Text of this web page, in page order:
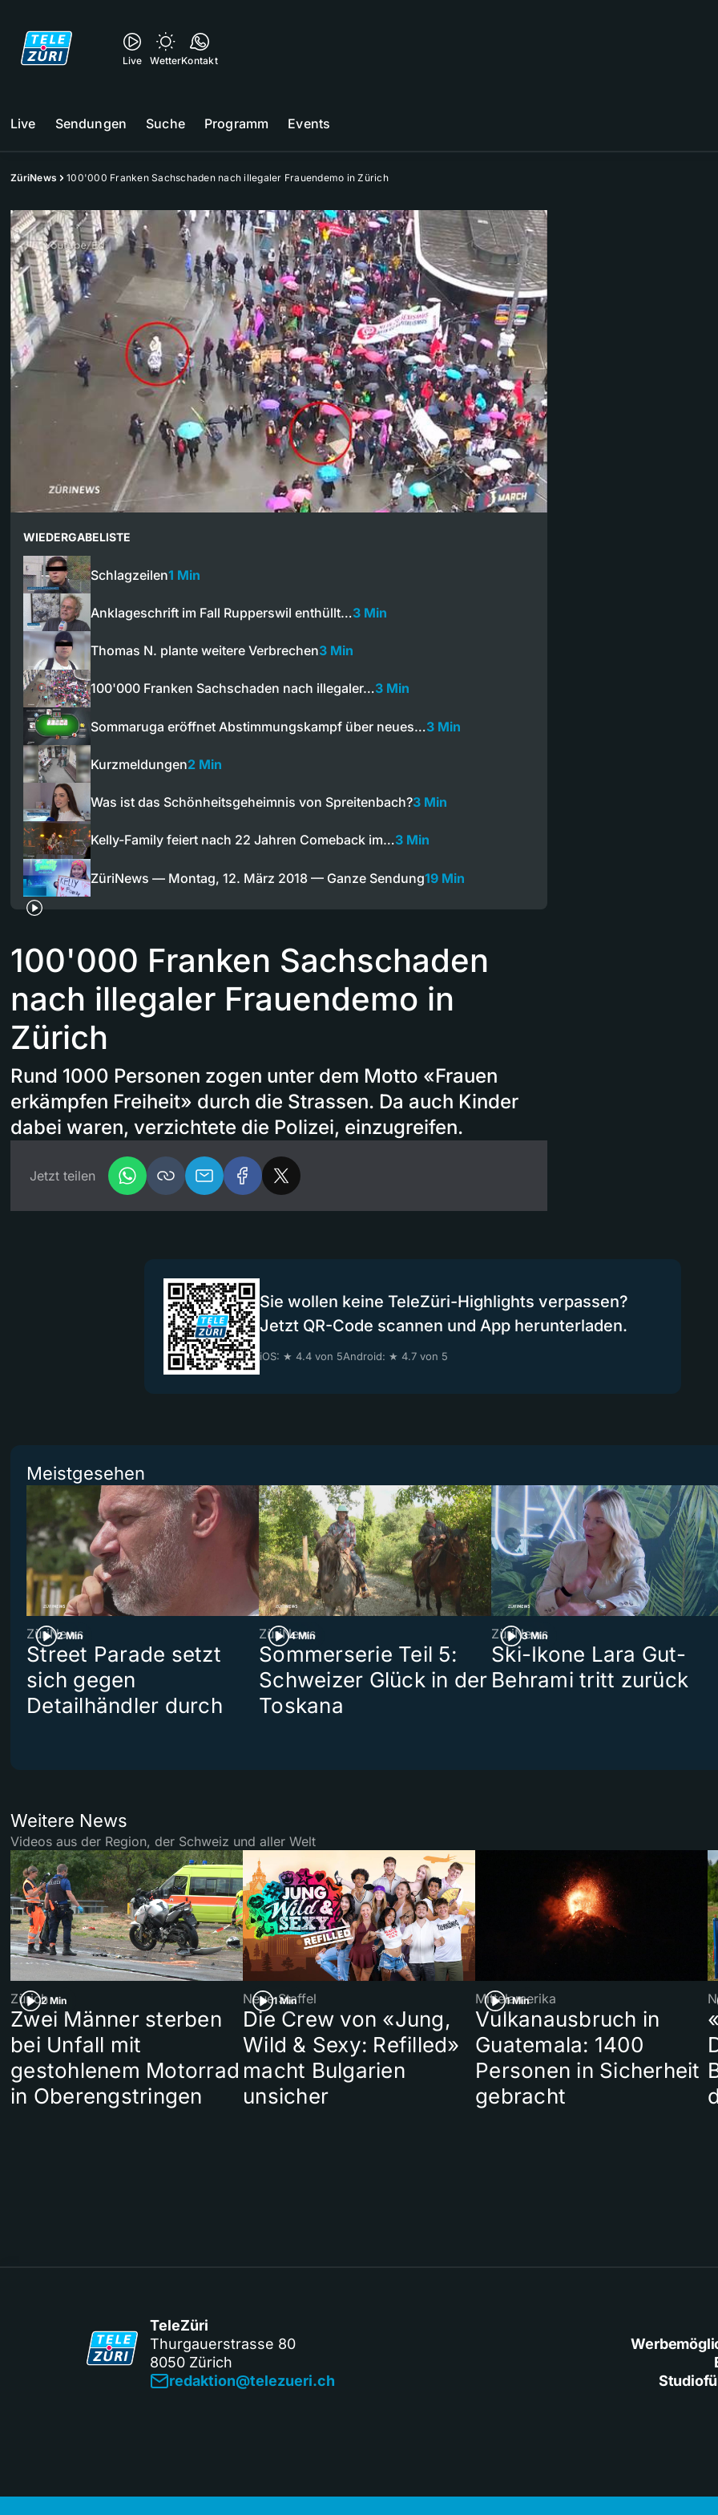
Live WetterKontakt
Live Sendungen Suche Programm Events
ZüriNews 100'000 Franken Sachschaden nach illegaler Frauendemo in Zürich
WIEDERGABELISTE
Schlagzeilen1 Min
Anklageschrift im Fall Rupperswil enthüllt…3 Min
Thomas N. plante weitere Verbrechen3 Min
100'000 Franken Sachschaden nach illegaler…3 Min
Sommaruga eröffnet Abstimmungskampf über neues…3 Min
Kurzmeldungen2 Min
Was ist das Schönheitsgeheimnis von Spreitenbach?3 Min
Kelly-Family feiert nach 22 Jahren Comeback im…3 Min
ZüriNews — Montag, 12. März 2018 — Ganze Sendung19 Min
100'000 Franken Sachschaden
nach illegaler Frauendemo in
Zürich
Rund 1000 Personen zogen unter dem Motto «Frauen
erkämpfen Freiheit» durch die Strassen. Da auch Kinder
dabei waren, verzichtete die Polizei, einzugreifen.
Jetzt teilen
Sie wollen keine TeleZüri-Highlights verpassen?
Jetzt QR-Code scannen und App herunterladen.
iOS: ★ 4.4 von 5Android: ★ 4.7 von 5
Meistgesehen
2 Min
ZüriNews
Street Parade setzt
sich gegen
Detailhändler durch
4 Min
ZüriNews
Sommerserie Teil 5:
Schweizer Glück in der
Toskana
3 Min
ZüriNews
Ski-Ikone Lara Gut-
Behrami tritt zurück
Weitere News
Videos aus der Region, der Schweiz und aller Welt
2 Min
Zürich
Zwei Männer sterben
bei Unfall mit
gestohlenem Motorrad
in Oberengstringen
1 Min
Neue Staffel
Die Crew von «Jung,
Wild & Sexy: Refilled»
macht Bulgarien
unsicher
1 Min
Mittelamerika
Vulkanausbruch in
Guatemala: 1400
Personen in Sicherheit
gebracht
TeleZüri
Thurgauerstrasse 80
8050 Zürich
redaktion@telezueri.ch